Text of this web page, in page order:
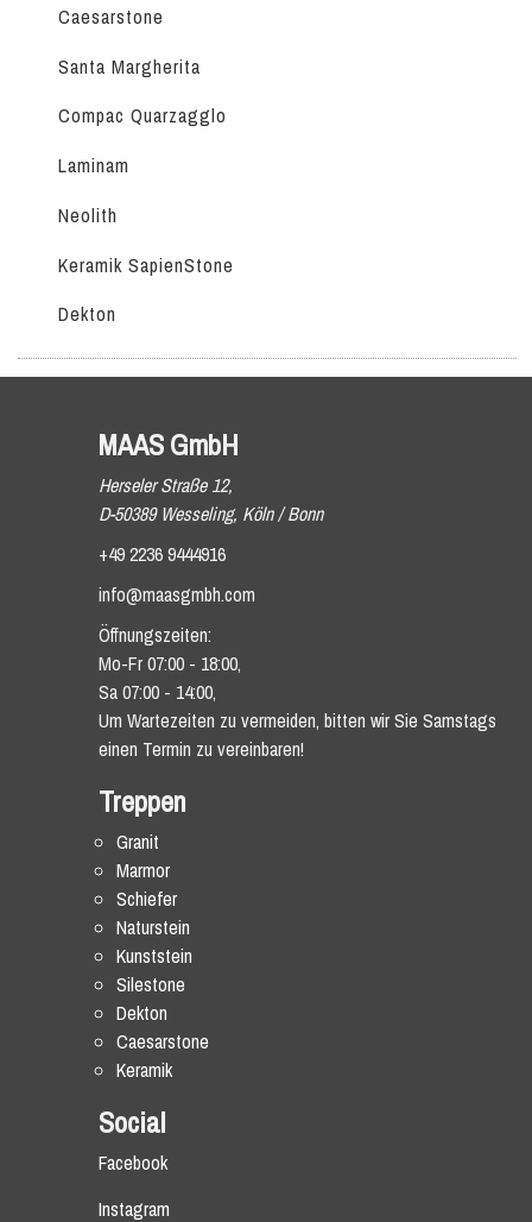
Caesarstone
Santa Margherita
Compac Quarzagglo
Laminam
Neolith
Keramik SapienStone
Dekton
MAAS GmbH
Herseler Straße 12,
D-50389 Wesseling, Köln / Bonn
+49 2236 9444916
info@maasgmbh.com
Öffnungszeiten:
Mo-Fr 07:00 - 18:00,
Sa 07:00 - 14:00,
Um Wartezeiten zu vermeiden, bitten wir Sie Samstags
einen Termin zu vereinbaren!
Treppen
Granit
Marmor
Schiefer
Naturstein
Kunststein
Silestone
Dekton
Caesarstone
Keramik
Social
Facebook
Instagram